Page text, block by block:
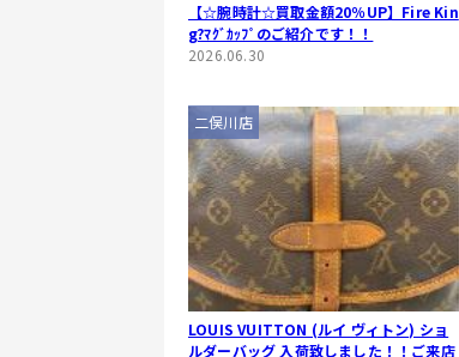
【☆腕時計☆買取金額20％UP】Fire Kin
g?ﾏｸﾞｶｯﾌﾟのご紹介です！！
2026.06.30
二俣川店
LOUIS VUITTON (ルイ ヴィトン) ショ
ルダーバッグ 入荷致しました！！ご来店